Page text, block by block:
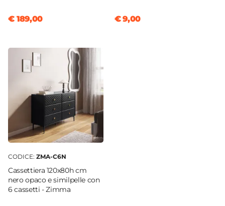
€ 189,00 € 9,00
CODICE: ZMA-C6N
Cassettiera 120x80h cm
nero opaco e similpelle con
6 cassetti - Zimma